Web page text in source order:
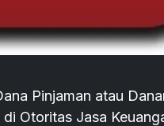
Pinjaman atau
Otoritas Jasa